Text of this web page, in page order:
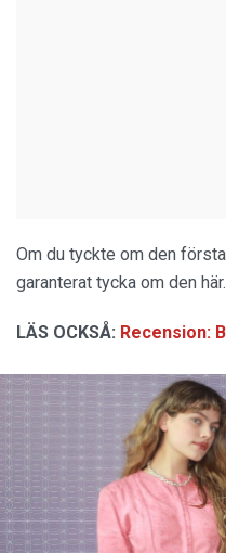
Om du tyckte om den
garanterat tycka om den här.
LÄS OCKSÅ: Recension: